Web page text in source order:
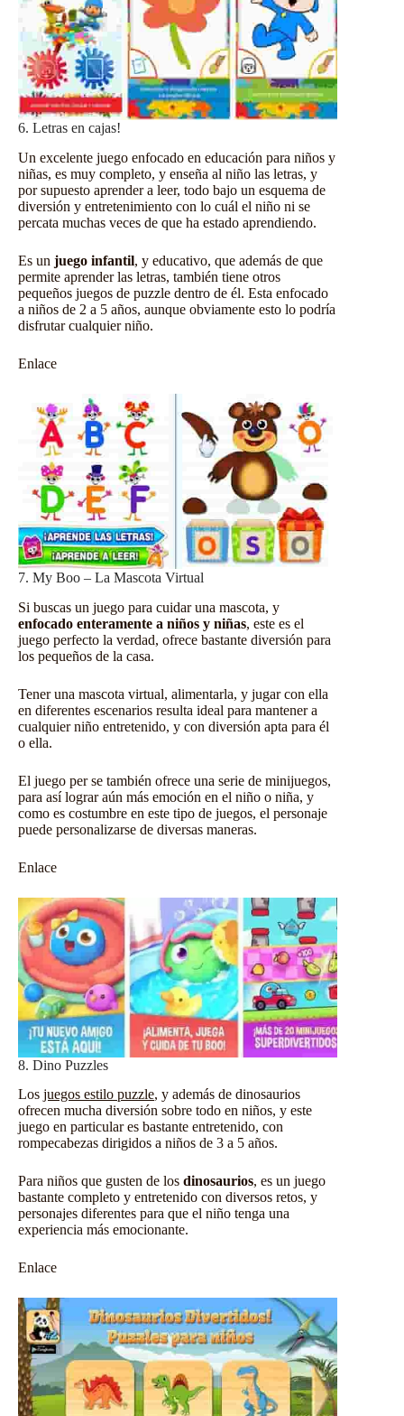
6. Letras en cajas!
Un excelente juego enfocado en educación para niños y
niñas, es muy completo, y enseña al niño las letras, y
por supuesto aprender a leer, todo bajo un esquema de
diversión y entretenimiento con lo cuál el niño ni se
percata muchas veces de que ha estado aprendiendo.
Es un juego infantil, y educativo, que además de que
permite aprender las letras, también tiene otros
pequeños juegos de puzzle dentro de él. Esta enfocado
a niños de 2 a 5 años, aunque obviamente esto lo podría
disfrutar cualquier niño.
Enlace
7. My Boo – La Mascota Virtual
Si buscas un juego para cuidar una mascota, y
enfocado enteramente a niños y niñas, este es el
juego perfecto la verdad, ofrece bastante diversión para
los pequeños de la casa.
Tener una mascota virtual, alimentarla, y jugar con ella
en diferentes escenarios resulta ideal para mantener a
cualquier niño entretenido, y con diversión apta para él
o ella.
El juego per se también ofrece una serie de minijuegos,
para así lograr aún más emoción en el niño o niña, y
como es costumbre en este tipo de juegos, el personaje
puede personalizarse de diversas maneras.
Enlace
8. Dino Puzzles
Los juegos estilo puzzle, y además de dinosaurios
ofrecen mucha diversión sobre todo en niños, y este
juego en particular es bastante entretenido, con
rompecabezas dirigidos a niños de 3 a 5 años.
Para niños que gusten de los dinosaurios, es un juego
bastante completo y entretenido con diversos retos, y
personajes diferentes para que el niño tenga una
experiencia más emocionante.
Enlace